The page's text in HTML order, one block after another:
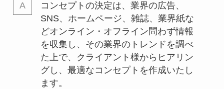
コンセプトの決定は、業界の広告、
SNS、ホームページ、雑誌、業界紙な
どオンライン・オフライン問わず情報
を収集し、その業界のトレンドを調べ
た上で、クライアント様からヒアリン
グし、最適なコンセプトを作成いたし
ます。